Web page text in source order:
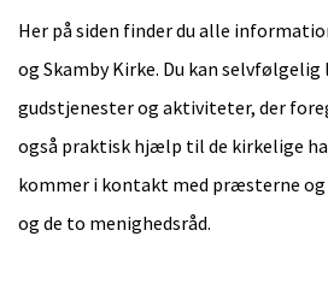
Her på siden finder du alle
og Skamby Kirke. Du kan
gudstjenester og aktiviteter, der
også praktisk hjælp til de kirkelige
kommer i kontakt med præsterne og
og de to menighedsråd.